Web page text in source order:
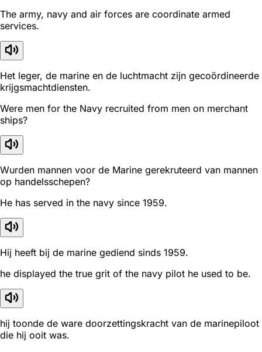
The army, navy and air forces are coordinate armed
services.
Het leger, de marine en de luchtmacht zijn gecoördineerde
krijgsmachtdiensten.
Were men for the Navy recruited from men on merchant
ships?
Wurden mannen voor de Marine gerekruteerd van mannen
op handelsschepen?
He has served in the navy since 1959.
Hij heeft bij de marine gediend sinds 1959.
he displayed the true grit of the navy pilot he used to be.
hij toonde de ware doorzettingskracht van de marinepiloot
die hij ooit was.